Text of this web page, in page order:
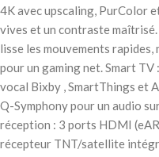
4K avec upscaling, PurColor
vives et un contraste
lisse les mouvements
pour un gaming net. Smart
vocal Bixby , SmartThings et
Q-Symphony pour un audio
réception : 3 ports HDMI
récepteur TNT/satellite